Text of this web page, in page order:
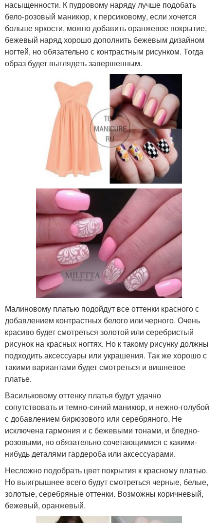
насыщенности. К пудровому наряду лучше подобать
бело-розовый маникюр, к персиковому, если хочется
больше яркости, можно добавить оранжевое покрытие,
бежевый наряд хорошо дополнить бежевым дизайном
ногтей, но обязательно с контрастным рисунком. Тогда
образ будет выглядеть завершенным.
Малиновому платью подойдут все оттенки красного с
добавлением контрастных белого или черного. Очень
красиво будет смотреться золотой или серебристый
рисунок на красных ногтях. Но к такому рисунку должны
подходить аксессуары или украшения. Так же хорошо с
такими вариантами будет смотреться и вишневое
платье.
Васильковому оттенку платья будут удачно
сопутствовать и темно-синий маникюр, и нежно-голубой
с добавлением бирюзового или серебряного. Не
исключена гармония и с бежевыми тонами, и бледно-
розовыми, но обязательно сочетающимися с какими-
нибудь деталями гардероба или аксессуарами.
Несложно подобрать цвет покрытия к красному платью.
Но выигрышнее всего будут смотреться черные, белые,
золотые, серебряные оттенки. Возможны коричневый,
бежевый, оранжевый.